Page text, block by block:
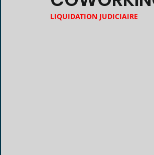
LIQUIDATION JUDICIAIRE